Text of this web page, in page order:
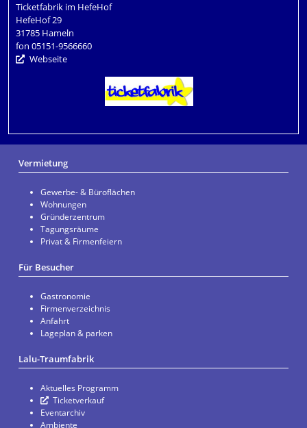
Ticketfabrik im HefeHof
HefeHof 29
31785 Hameln
fon 05151-9566660
Webseite
Vermietung
Gewerbe- & Büroflächen
Wohnungen
Gründerzentrum
Tagungsräume
Privat & Firmenfeiern
Für Besucher
Gastronomie
Firmenverzeichnis
Anfahrt
Lageplan & parken
Lalu-Traumfabrik
Aktuelles Programm
Ticketverkauf
Eventarchiv
Ambiente